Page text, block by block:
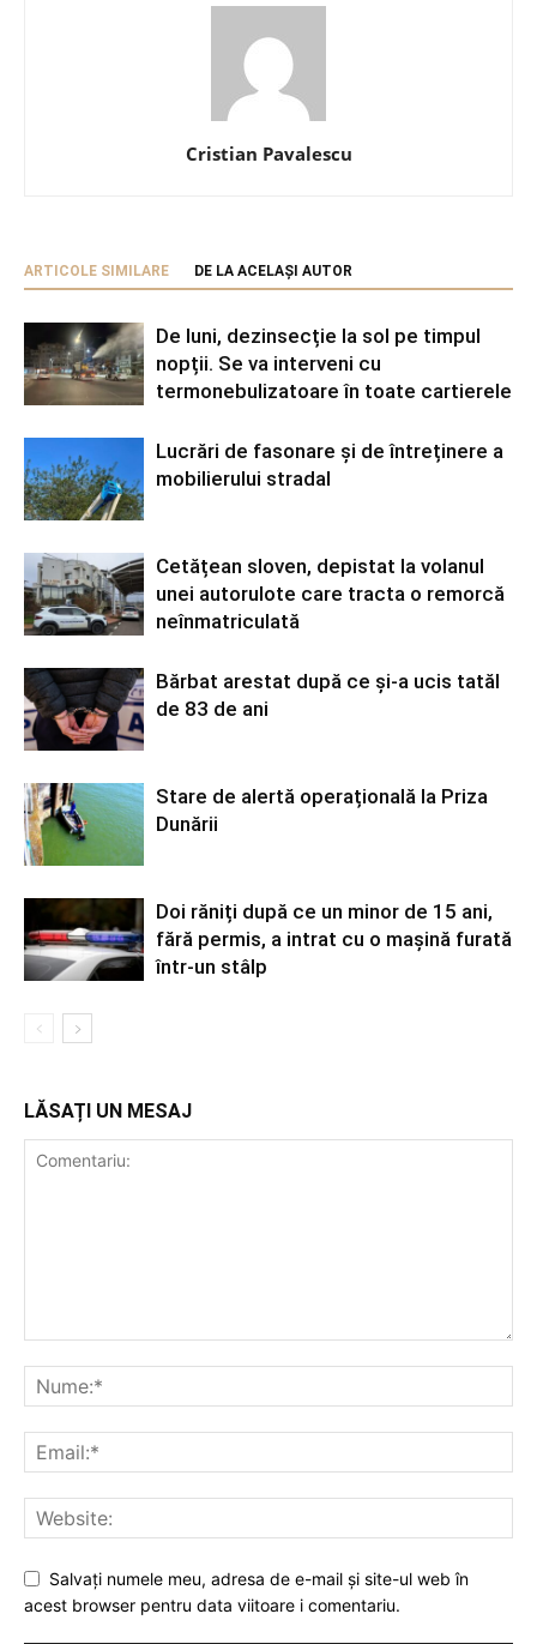
Cristian Pavalescu
ARTICOLE SIMILARE DE LA ACELAȘI AUTOR
De luni, dezinsecție la sol pe timpul
nopții. Se va interveni cu
termonebulizatoare în toate cartierele
Lucrări de fasonare și de întreținere a
mobilierului stradal
Cetățean sloven, depistat la volanul
unei autorulote care tracta o remorcă
neînmatriculată
Bărbat arestat după ce și-a ucis tatăl
de 83 de ani
Stare de alertă operațională la Priza
Dunării
Doi răniți după ce un minor de 15 ani,
fără permis, a intrat cu o mașină furată
într-un stâlp
LĂSAȚI UN MESAJ
Salvați numele meu, adresa de e-mail și site-ul web în
acest browser pentru data viitoare i comentariu.